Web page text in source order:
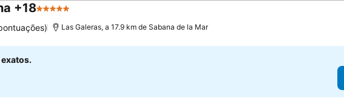
+185 Estrelas
Las Galeras, a 17.9 km de Sabana de la Mar